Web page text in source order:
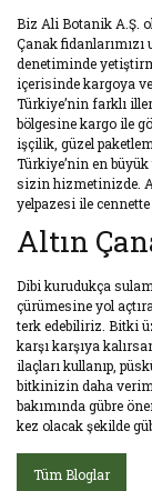
Biz Ali Botanik A.Ş.
Çanak
denetiminde
içerisinde kargoya
Türkiye’nin farklı
bölgesine kargo ile
işçilik, güzel
Türkiye’nin en
sizin hizmetinizde.
yelpazesi ile
Altın
Dibi kurudukça
çürümesine yol
terk edebiliriz. Bitki
karşı karşıya
ilaçları kullanıp,
bitkinizin daha
bakımında gübre
kez olacak şekilde
Tüm Bloglar